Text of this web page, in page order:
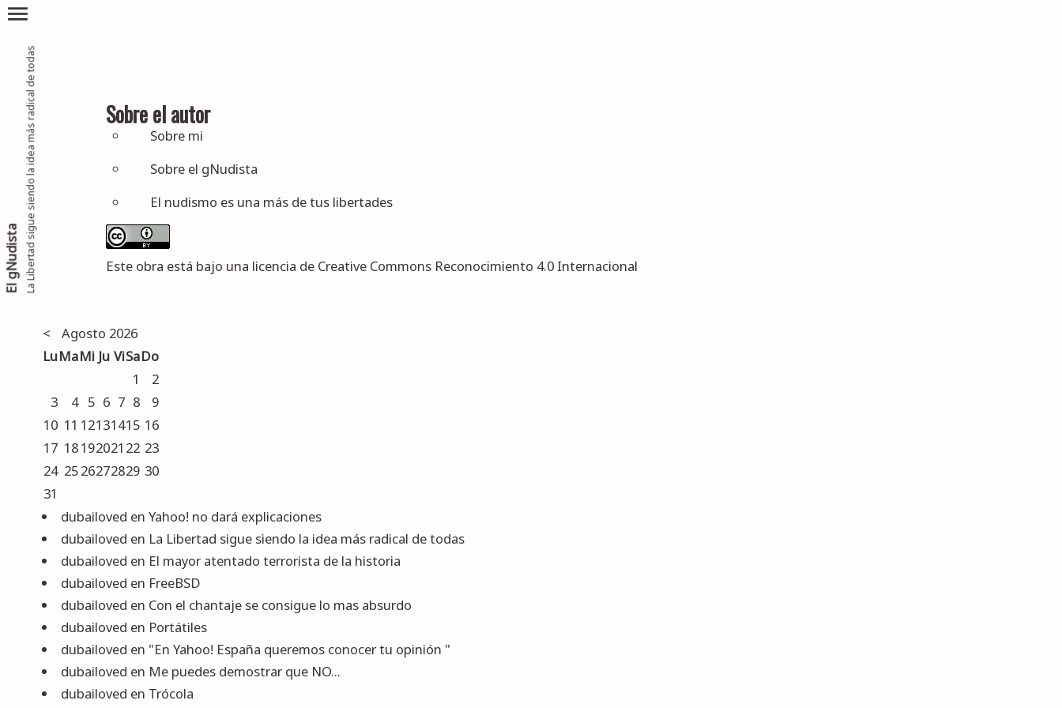
El gNudistaLa Libertad sigue siendo la idea más radical de todas
menu
Sobre el autor
Sobre mi
Sobre el gNudista
El nudismo es una más de tus libertades
Este obra está bajo una licencia de Creative Commons Reconocimiento 4.0 Internacional
<
Agosto 2026
LuMaMi Ju ViSaDo
1
2
3
4 5 6 7 8
9
10 11 12131415 16
17 18192021 22 23
24 2526272829 30
31
dubailoved en Yahoo! no dará explicaciones
dubailoved en La Libertad sigue siendo la idea más radical de todas
dubailoved en El mayor atentado terrorista de la historia
dubailoved en FreeBSD
dubailoved en Con el chantaje se consigue lo mas absurdo
dubailoved en Portátiles
dubailoved en "En Yahoo! España queremos conocer tu opinión "
dubailoved en Me puedes demostrar que NO...
dubailoved en Trócola